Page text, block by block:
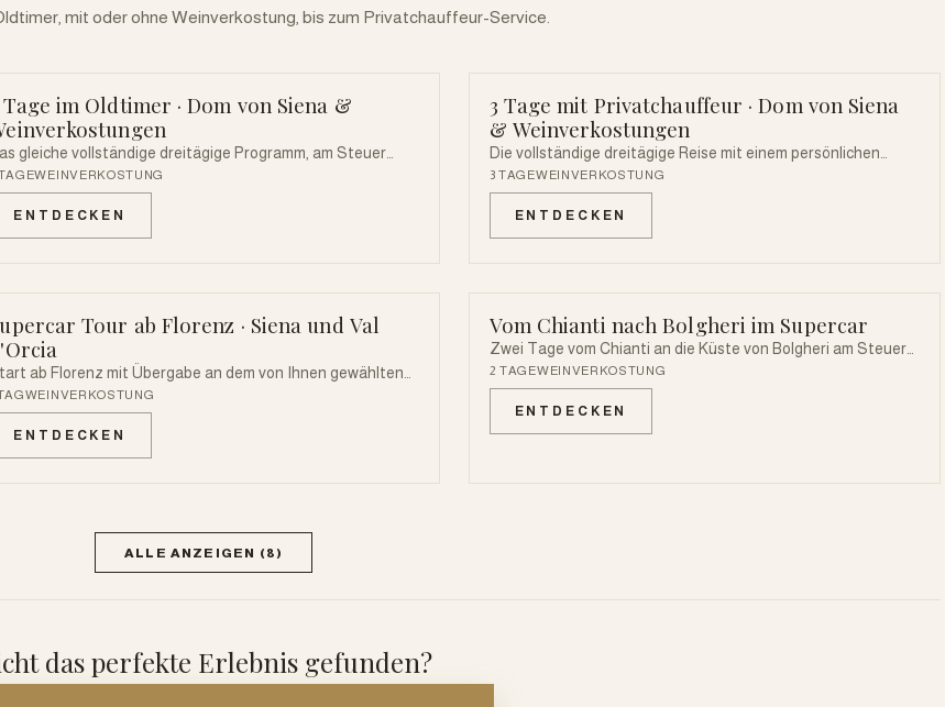
mit oder ohne Weinverkostung, bis zum Privatchauffeur-Service.
CAR
Tage im Oldtimer · Dom von Siena &
gleiche vollständige dreitägige Programm, am Steuer
Oldtimers erlebt: Siena, die Val d'Orcia und das Chianti
exklusivem Zugang zum Dom von Siena und
WEINVERKOSTUNG
ENTDECKEN
PRIVATE CHAUFFEUR
3 Tage mit Privatchauffeur · Dom von Siena
& Weinverkostungen
Die vollständige dreitägige Reise mit einem persönlichen
Privatchauffeur: Siena, die Val d'Orcia und das Chianti in
vollständiger Entspannung — mit exklusivem Zugang zum
Dom von Siena und Weinverkostungen.
3 TAGEWEINVERKOSTUNG
ENTDECKEN
Tour ab Florenz · Siena und Val
ab Florenz mit Übergabe an dem von Ihnen gewählten
Chianti, Siena und die Val d'Orcia an einem Fahrtag.
WEINVERKOSTUNG
ENTDECKEN
SUPERCAR
Vom Chianti nach Bolgheri im Supercar
Zwei Tage vom Chianti an die Küste von Bolgheri am Steuer
eines Supercars — zwischen Weinbergen und erlesenen
Weingütern.
2 TAGEWEINVERKOSTUNG
ENTDECKEN
ALLE ANZEIGEN ( 8 )
das perfekte Erlebnis gefunden?